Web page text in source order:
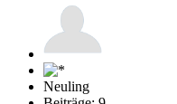
Neuling